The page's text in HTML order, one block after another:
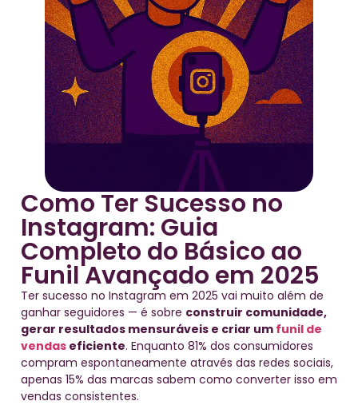
Como Ter Sucesso no
Instagram: Guia
Completo do Básico ao
Funil Avançado em 2025
Ter sucesso no Instagram em 2025 vai muito além de
ganhar seguidores — é sobre construir comunidade,
gerar resultados mensuráveis e criar um funil de
vendas eficiente. Enquanto 81% dos consumidores
compram espontaneamente através das redes sociais,
apenas 15% das marcas sabem como converter isso em
vendas consistentes.